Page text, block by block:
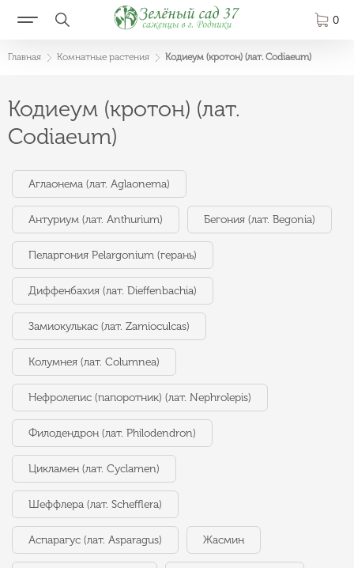
0
Главная Комнатные растения Кодиеум (кротон) (лат. Codiaeum)
Кодиеум (кротон) (лат.
Codiaeum)
Аглаонема (лат. Aglaonema)
Антуриум (лат. Anthurium) Бегония (лат. Begonia)
Пеларгония Pelargonium (герань)
Диффенбахия (лат. Dieffenbachia)
Замиокулькас (лат. Zamioculcas)
Колумнея (лат. Columnea)
Нефролепис (папоротник) (лат. Nephrolepis)
Филодендрон (лат. Philodendron)
Цикламен (лат. Cyclamen)
Шеффлера (лат. Schefflera)
Аспарагус (лат. Asparagus) Жасмин